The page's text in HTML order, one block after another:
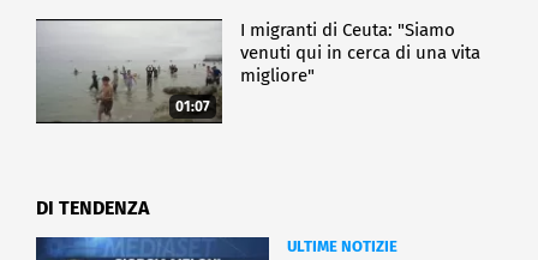
01:07
I migranti di Ceuta: "Siamo
venuti qui in cerca di una vita
migliore"
DI TENDENZA
ULTIME NOTIZIE